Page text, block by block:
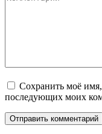
Сохранить моё имя,
последующих моих